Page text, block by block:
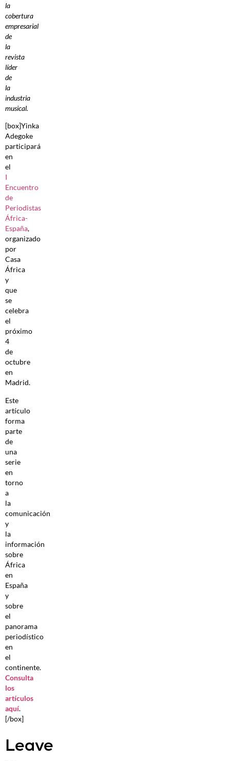
la
cobertura
empresarial
de
la
revista
líder
de
la
industria
musical.
[box]Yinka
Adegoke
participará
en
el
I
Encuentro
de
Periodistas
África-
España,
organizado
por
Casa
África
y
que
se
celebra
el
próximo
4
de
octubre
en
Madrid.
Este
artículo
forma
parte
de
una
serie
en
torno
a
la
comunicación
y
la
información
sobre
África
en
España
y
sobre
el
panorama
periodístico
en
el
continente.
Consulta
los
artículos
aquí.
[/box]
Leave